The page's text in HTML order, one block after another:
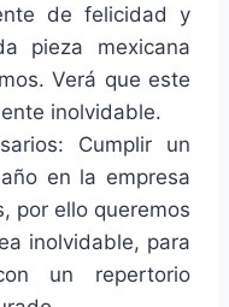
de felicidad y
pieza mexicana
Verá que este
inolvidable.
Cumplir un
en la empresa
por ello queremos
inolvidable, para
un repertorio